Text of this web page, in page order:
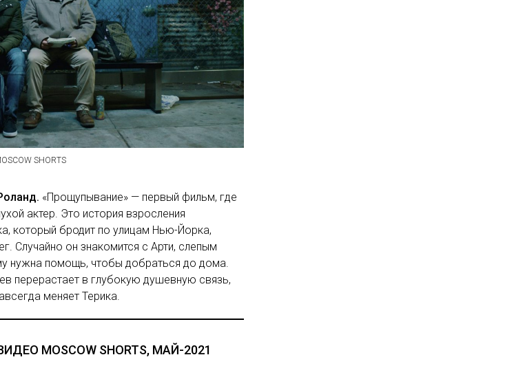
SHORTS
«Прощупывание» — первый фильм, где
актер. Это история взросления
который бродит по улицам Нью-Йорка,
Случайно он знакомится с Арти, слепым
нужна помощь, чтобы добраться до дома.
перерастает в глубокую душевную связь,
меняет Терика.
MOSCOW SHORTS, МАЙ-2021